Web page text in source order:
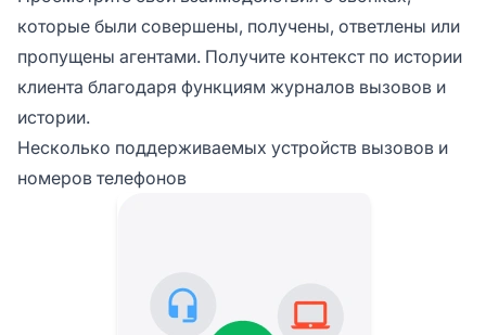
которые были совершены, получены, ответлены или
пропущены агентами. Получите контекст по истории
клиента благодаря функциям журналов вызовов и
истории.
Несколько поддерживаемых устройств вызовов и
номеров телефонов